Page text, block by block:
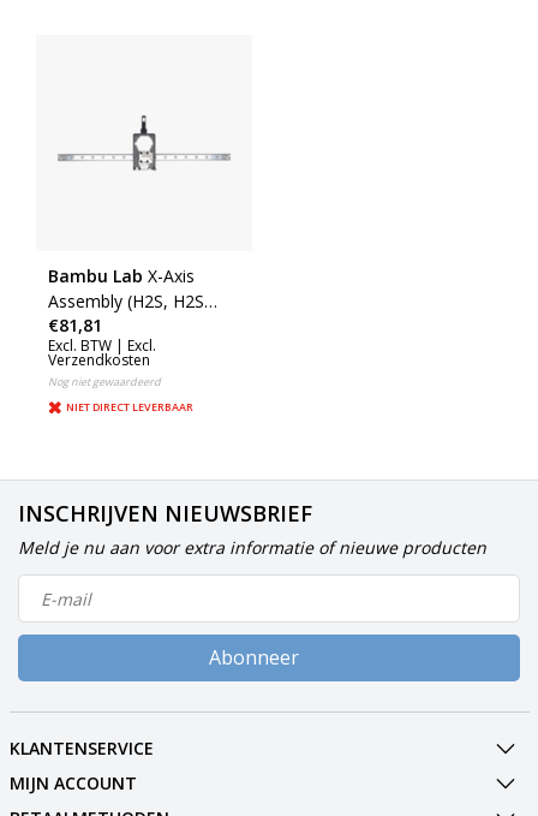
Bambu Lab X-Axis
Assembly (H2S, H2S
Laser) (FAC151)
€81,81
Excl. BTW | Excl.
Verzendkosten
Nog niet gewaardeerd
NIET DIRECT LEVERBAAR
INSCHRIJVEN NIEUWSBRIEF
Meld je nu aan voor extra informatie of nieuwe producten
Abonneer
KLANTENSERVICE
MIJN ACCOUNT